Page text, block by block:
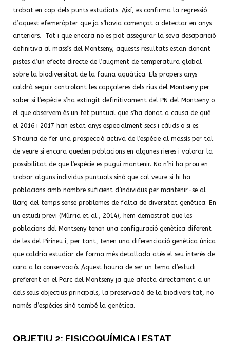
trobat en cap dels punts estudiats. Així, es confirma la regressió
d’aquest efemeròpter que ja s’havia començat a detectar en anys
anteriors. Tot i que encara no es pot assegurar la seva desaparició
definitiva al massís del Montseny, aquests resultats estan donant
pistes d’un efecte directe de l’augment de temperatura global
sobre la biodiversitat de la fauna aquàtica. Els propers anys
caldrà seguir controlant les capçaleres dels rius del Montseny per
saber si l’espècie s’ha extingit definitivament del PN del Montseny o
el que observem és un fet puntual que s’ha donat a causa de què
el 2016 i 2017 han estat anys especialment secs i càlids o si es.
S’hauria de fer una prospecció activa de l’espècie al massís per tal
de veure si encara queden poblacions en algunes rieres i valorar la
possibilitat de que l’espècie es pugui mantenir. No n’hi ha prou en
trobar alguns individus puntuals sinó que cal veure si hi ha
poblacions amb nombre suficient d’individus per mantenir-se al
llarg del temps sense problemes de falta de diversitat genètica. En
un estudi previ (Múrria et al., 2014), hem demostrat que les
poblacions del Montseny tenen una configuració genètica diferent
de les del Pirineu i, per tant, tenen una diferenciació genètica única
que caldria estudiar de forma més detallada atès el seu interès de
cara a la conservació. Aquest hauria de ser un tema d’estudi
preferent en el Parc del Montseny ja que afecta directament a un
dels seus objectius principals, la preservació de la biodiversitat, no
només d’espècies sinó també la genètica.
OBJETIU 2: FISICOQUÍMICA I ESTAT